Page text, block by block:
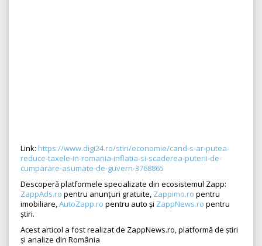
Link: https://www.digi24.ro/stiri/economie/cand-s-ar-putea-
reduce-taxele-in-romania-inflatia-si-scaderea-puterii-de-
cumparare-asumate-de-guvern-3768865
Descoperă platformele specializate din ecosistemul Zapp:
ZappAds.ro pentru anunțuri gratuite, Zappimo.ro pentru
imobiliare,AutoZapp.ro pentru auto și ZappNews.ro pentru
știri.
Acest articol a fost realizat de ZappNews.ro, platformă de știri
și analize din România